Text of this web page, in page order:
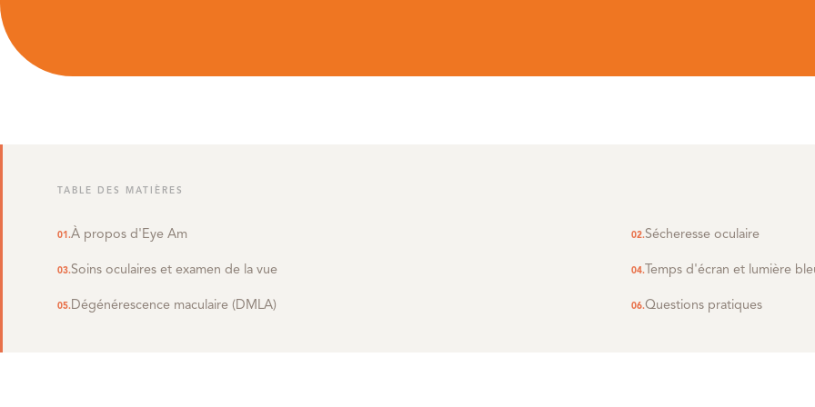
TABLE DES MATIÈRES
À propos d'Eye Am Sécheresse oculaire
Soins oculaires et examen de la vue Temps d'écran et lumière
Dégénérescence maculaire (DMLA) Questions pratiques